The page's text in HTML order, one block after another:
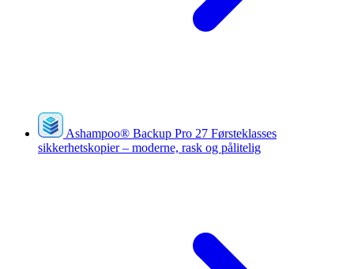
Ashampoo® Backup Pro 27 Førsteklasses
sikkerhetskopier – moderne, rask og pålitelig